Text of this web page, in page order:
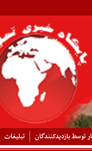
توسط بازدیدکنندگان تبلیغات